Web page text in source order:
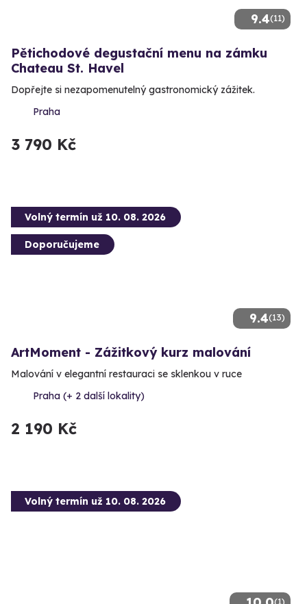
9.4(11)
Pětichodové degustační menu na zámku
Chateau St. Havel
Dopřejte si nezapomenutelný gastronomický zážitek.
Praha
3 790 Kč
9.4(13)
Volný termín už 10. 08. 2026
Doporučujeme
ArtMoment - Zážitkový kurz malování
Malování v elegantní restauraci se sklenkou v ruce
Praha (+ 2 další lokality)
2 190 Kč
(1)
Volný termín už 10. 08. 2026